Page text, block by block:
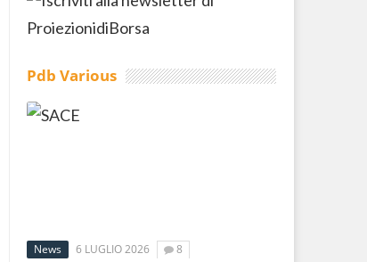
Pdb Various
News 6 LUGLIO 2026 8